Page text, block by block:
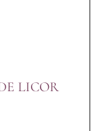
LICOR